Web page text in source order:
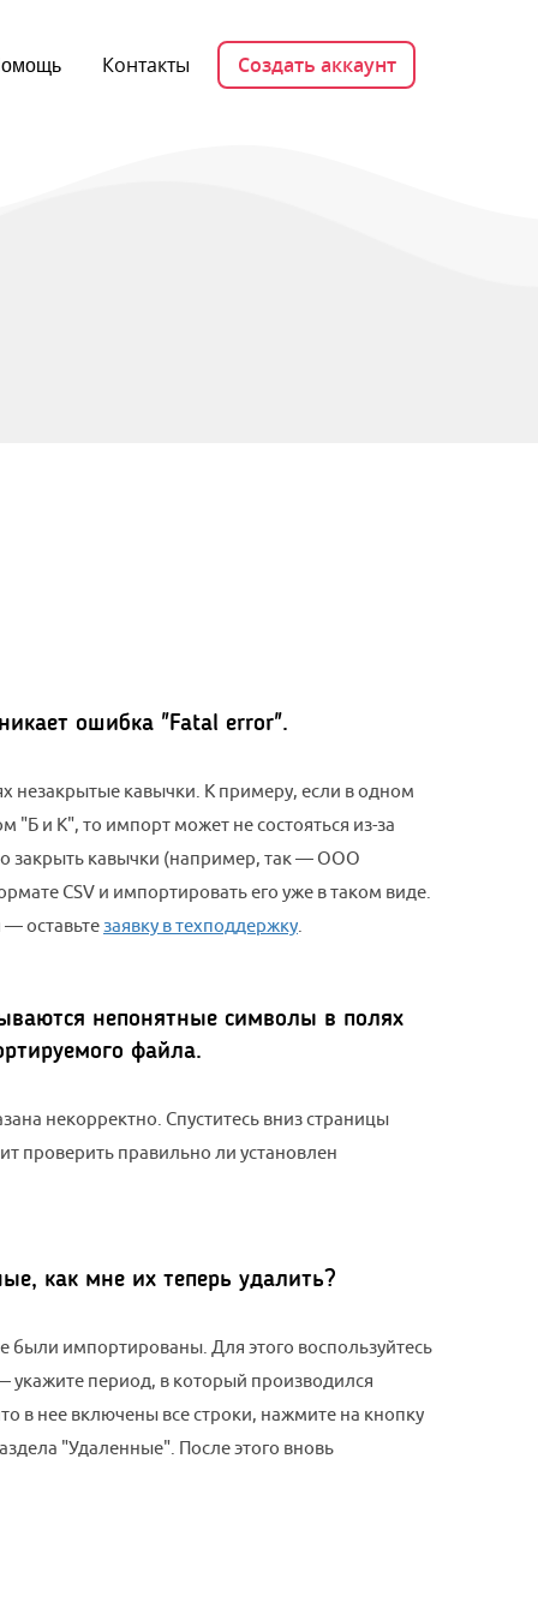
Контакты Создать аккаунт
ошибка "Fatal error".
незакрытые кавычки. К примеру, если в одном
и К", то импорт может не состояться из-за
закрыть кавычки (например, так — ООО
CSV и импортировать его уже в таком виде.
оставьте заявку в техподдержку
непонятные символы в полях
файла.
некорректно. Спуститесь вниз страницы
проверить правильно ли установлен
как мне их теперь удалить?
были импортированы. Для этого воспользуйтесь
период, в который производился
в нее включены все строки, нажмите на кнопку
"Удаленные". После этого вновь